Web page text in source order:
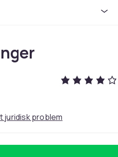
for løping.
av treningen.
belte / rørkonstruert
juridisk problem